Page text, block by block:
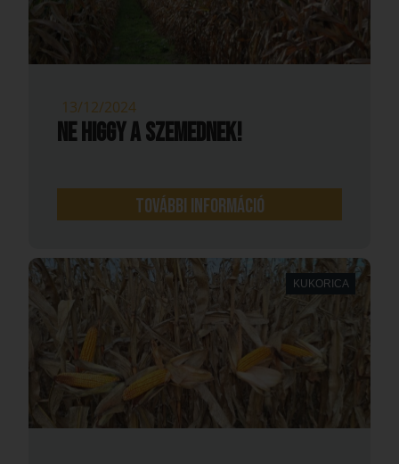
13/12/2024
Ne higgy a szemednek!
További információ
KUKORICA